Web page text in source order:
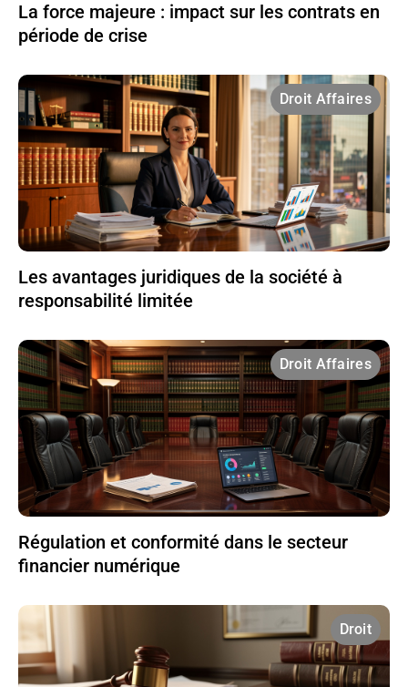
La force majeure : impact sur les contrats en
période de crise
Droit Affaires
Les avantages juridiques de la société à
responsabilité limitée
Droit Affaires
Régulation et conformité dans le secteur
financier numérique
Droit